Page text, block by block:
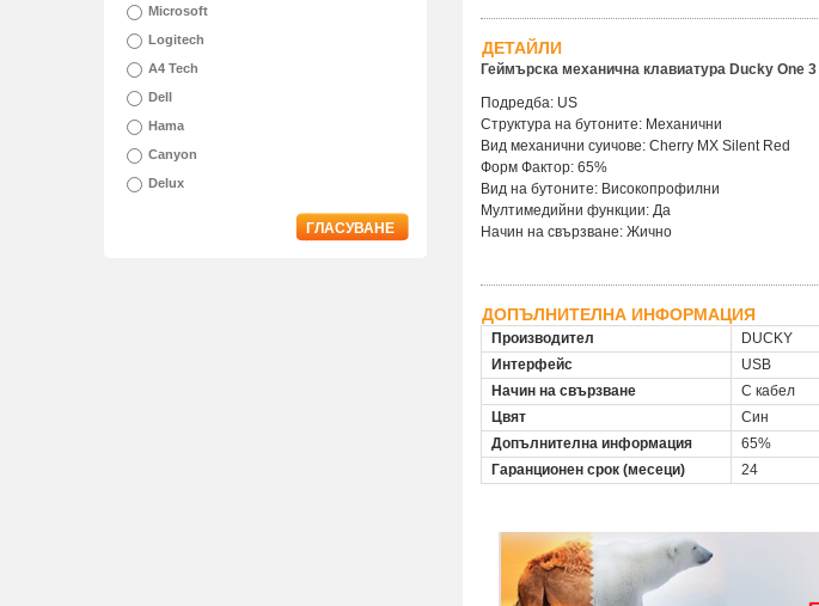
ДЕТАЙЛИ
Геймърска механична клавиатура Ducky One
Подредба: US
Структура на бутоните: Механични
Вид механични суичове: Cherry MX Silent Red
Форм Фактор: 65%
Вид на бутоните: Високопрофилни
Мултимедийни функции: Да
Начин на свързване: Жично
ДОПЪЛНИТЕЛНА ИНФОРМАЦИЯ
Производител
DUCKY
Интерфейс
USB
Начин на свързване
С кабел
Цвят
Син
Допълнителна информация
65%
Гаранционен срок (месеци)
24
Microsoft
Logitech
A4 Tech
Dell
Hama
Canyon
Delux
ГЛАСУВАНЕ